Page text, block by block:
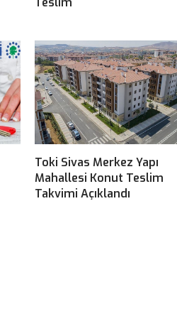
Toki Sivas Merkez Yapı
Mahallesi Konut Teslim
Takvimi Açıklandı